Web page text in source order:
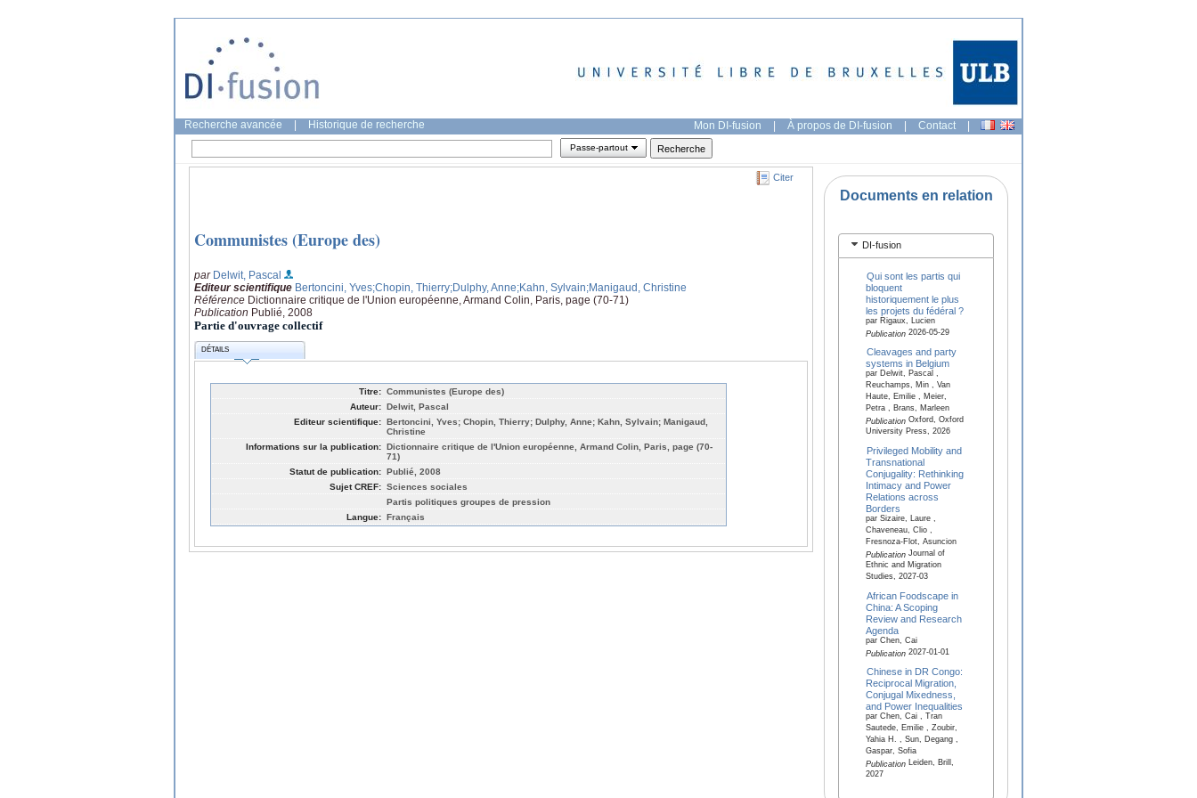
Recherche avancée Historique de recherche Mon DI-fusion | À propos de DI-fusion | Contact |
Passe-partout
Citer
Communistes (Europe des)
par Delwit, Pascal
Editeur scientifique Bertoncini, Yves;Chopin, Thierry;Dulphy, Anne;Kahn, Sylvain;Manigaud, Christine
Référence Dictionnaire critique de l'Union européenne, Armand Colin, Paris, page (70-71)
Publication Publié, 2008
Partie d'ouvrage collectif
DÉTAILS
Titre: Communistes (Europe des)
Auteur: Delwit, Pascal
Editeur scientifique: Bertoncini, Yves; Chopin, Thierry; Dulphy, Anne; Kahn, Sylvain; Manigaud,
Christine
Informations sur la publication: Dictionnaire critique de l'Union européenne, Armand Colin, Paris, page (70-
71)
Statut de publication: Publié, 2008
Sujet CREF: Sciences sociales
Partis politiques groupes de pression
Langue: Français
Documents en relation
DI-fusion
Qui sont les partis qui
bloquent
historiquement le plus
les projets du fédéral ?
par Rigaux, Lucien
Publication2026-05-29
Cleavages and party
systems in Belgium
par Delwit, Pascal ,
Reuchamps, Min , Van
Haute, Emilie , Meier,
Petra , Brans, Marleen
PublicationOxford, Oxford
University Press, 2026
Privileged Mobility and
Transnational
Conjugality: Rethinking
Intimacy and Power
Relations across
Borders
par Sizaire, Laure ,
Chaveneau, Clio ,
Fresnoza-Flot, Asuncion
PublicationJournal of
Ethnic and Migration
Studies, 2027-03
African Foodscape in
China: A Scoping
Review and Research
Agenda
par Chen, Cai
Publication2027-01-01
Chinese in DR Congo:
Reciprocal Migration,
Conjugal Mixedness,
and Power Inequalities
par Chen, Cai , Tran
Sautede, Emilie , Zoubir,
Yahia H. , Sun, Degang ,
Gaspar, Sofia
PublicationLeiden, Brill,
2027